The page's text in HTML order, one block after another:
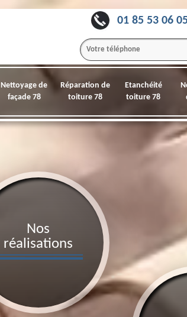
01 85 53 06 05
Nettoyage de
façade 78
Réparation de
toiture 78
Etanchéité
toiture 78
Nos
réalisations